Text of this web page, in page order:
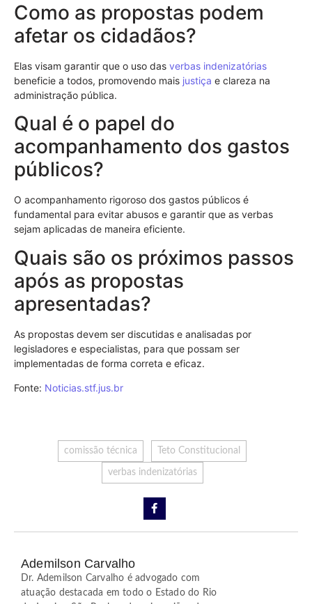
Como as propostas podem
afetar os cidadãos?
Elas visam garantir que o uso das verbas indenizatórias
beneficie a todos, promovendo mais justiça e clareza na
administração pública.
Qual é o papel do
acompanhamento dos gastos
públicos?
O acompanhamento rigoroso dos gastos públicos é
fundamental para evitar abusos e garantir que as verbas
sejam aplicadas de maneira eficiente.
Quais são os próximos passos
após as propostas
apresentadas?
As propostas devem ser discutidas e analisadas por
legisladores e especialistas, para que possam ser
implementadas de forma correta e eficaz.
Fonte: Noticias.stf.jus.br
comissão técnica Teto Constitucional
verbas indenizatórias
Ademilson Carvalho
Dr. Ademilson Carvalho é advogado com
atuação destacada em todo o Estado do Rio